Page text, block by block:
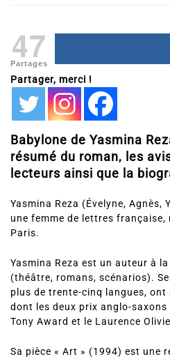
47
Partages
Partager, merci !
Babylone de Yasmina
résumé du roman, les
lecteurs ainsi que la
Yasmina Reza (Évelyne, Agnès,
une femme de lettres française,
Paris.
Yasmina Reza est un auteur à
(théâtre, romans, scénarios).
plus de trente-cinq langues, ont
dont les deux prix anglo-
Tony Award et le Laurence
Sa pièce « Art » (1994) est une